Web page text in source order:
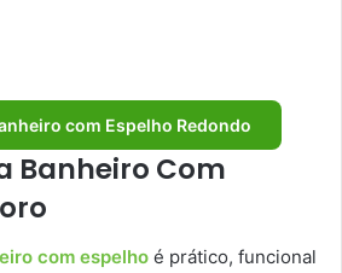
com Espelho Redondo
Banheiro Com
com espelho é prático, funcional